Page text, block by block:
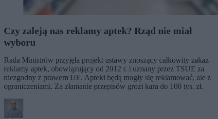
Czy zaleją nas reklamy aptek? Rząd nie miał
wyboru
Rada Ministrów przyjęła projekt ustawy znoszący całkowity zakaz
reklamy aptek, obowiązujący od 2012 r. i uznany przez TSUE za
niezgodny z prawem UE. Apteki będą mogły się reklamować, ale z
ograniczeniami. Za złamanie przepisów grozi kara do 100 tys. zł.